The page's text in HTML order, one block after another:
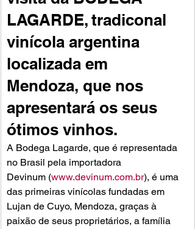
LAGARDE, tradiconal
vinícola argentina
localizada em
Mendoza, que nos
apresentará os seus
ótimos vinhos.
A Bodega Lagarde, que é representada
no Brasil pela importadora
Devinum (www.devinum.com.br), é uma
das primeiras vinícolas fundadas em
Lujan de Cuyo, Mendoza, graças à
paixão de seus proprietários, a família